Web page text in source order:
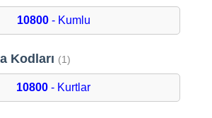
10800- Kumlu
Kodları (1)
10800 - Kurtlar